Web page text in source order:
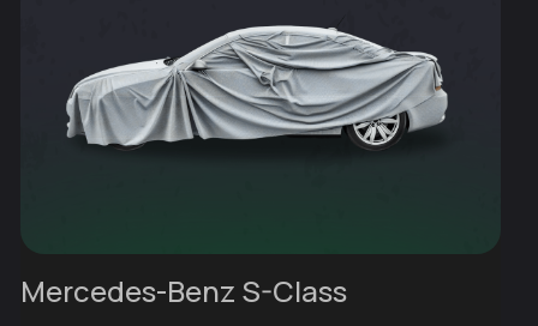
Mercedes-Benz S-Class